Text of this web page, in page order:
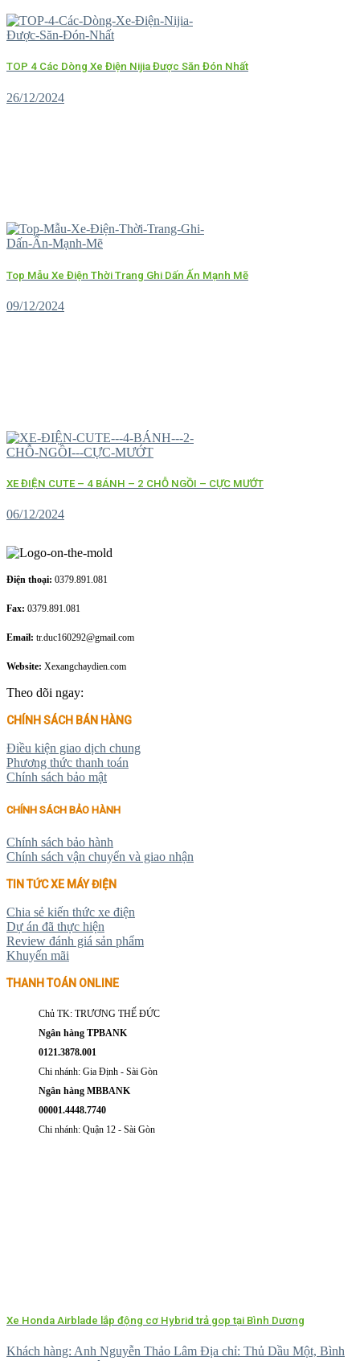
TOP 4 Các Dòng Xe Điện Nijia Được Săn Đón Nhất
26/12/2024
Top Mẫu Xe Điện Thời Trang Ghi Dấn Ấn Mạnh Mẽ
09/12/2024
XE ĐIỆN CUTE – 4 BÁNH – 2 CHỖ NGỒI – CỰC MƯỚT
06/12/2024
Điện thoại: 0379.891.081
Fax: 0379.891.081
Email: tr.duc160292@gmail.com
Website: Xexangchaydien.com
Theo dõi ngay:
CHÍNH SÁCH BÁN HÀNG
Điều kiện giao dịch chung
Phương thức thanh toán
Chính sách bảo mật
CHÍNH SÁCH BẢO HÀNH
Chính sách bảo hành
Chính sách vận chuyển và giao nhận
TIN TỨC XE MÁY ĐIỆN
Chia sẻ kiến thức xe điện
Dự án đã thực hiện
Review đánh giá sản phẩm
Khuyến mãi
THANH TOÁN ONLINE
Chủ TK: TRƯƠNG THẾ ĐỨC
Ngân hàng TPBANK
0121.3878.001
Chi nhánh: Gia Định - Sài Gòn
Ngân hàng MBBANK
00001.4448.7740
Chi nhánh: Quận 12 - Sài Gòn
Xe Honda Airblade lắp động cơ Hybrid trả gop tại Bình Dương
Khách hàng: Anh Nguyễn Thảo Lâm Địa chỉ: Thủ Dầu Một, Bình